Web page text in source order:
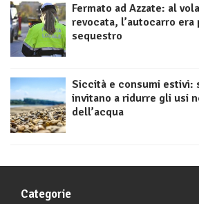
Fermato ad Azzate: al
revocata, l’autocarro era
sequestro
Siccità e consumi estivi:
invitano a ridurre gli usi
dell’acqua
Categorie